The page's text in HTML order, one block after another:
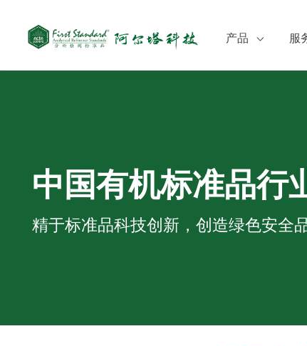
产品
化妆品检测
农药
兽药
服
中国有机标准品行
精于标准品科技创新，创造绿色安全